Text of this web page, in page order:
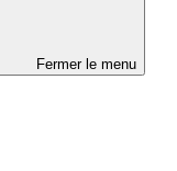
Fermer le menu